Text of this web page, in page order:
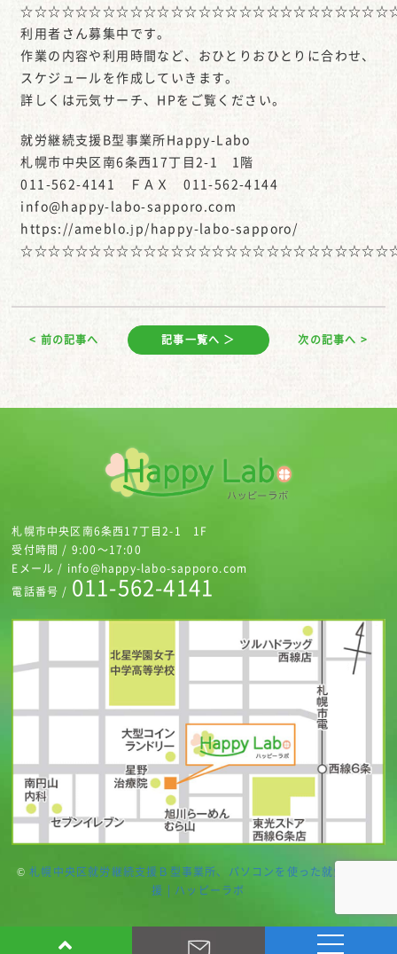
利用者さん募集中です。
作業の内容や利用時間など、おひとりおひとりに合わせ、
スケジュールを作成していきます。
詳しくは元気サーチ、HPをご覧ください。
就労継続支援B型事業所Happy-Labo
札幌市中央区南6条西17丁目2-1 1階
011-562-4141 ＦＡＸ 011-562-4144
info@happy-labo-sapporo.com
https://ameblo.jp/happy-labo-sapporo/
< 前の記事へ 記事一覧へ ＞ 次の記事へ >
札幌市中央区南6条西17丁目2-1 1F
受付時間 / 9:00～17:00
Eメール / info@happy-labo-sapporo.com
電話番号 / 011-562-4141
©札幌中央区就労継続支援Ｂ型事業所、パソコンを使った就労継続支
援 | ハッピーラボ